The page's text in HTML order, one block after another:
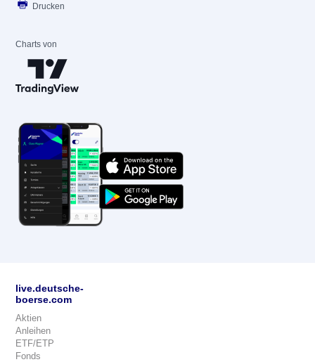
Drucken
Charts von
live.deutsche-
boerse.com
Aktien
Anleihen
ETF/ETP
Fonds